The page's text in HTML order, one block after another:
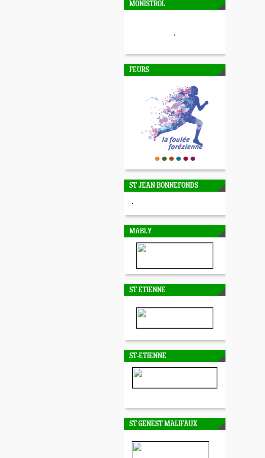
MONISTROL
FEURS
ST JEAN BONNEFONDS
MABLY
ST ETIENNE
ST-ETIENNE
ST GENEST MALIFAUX